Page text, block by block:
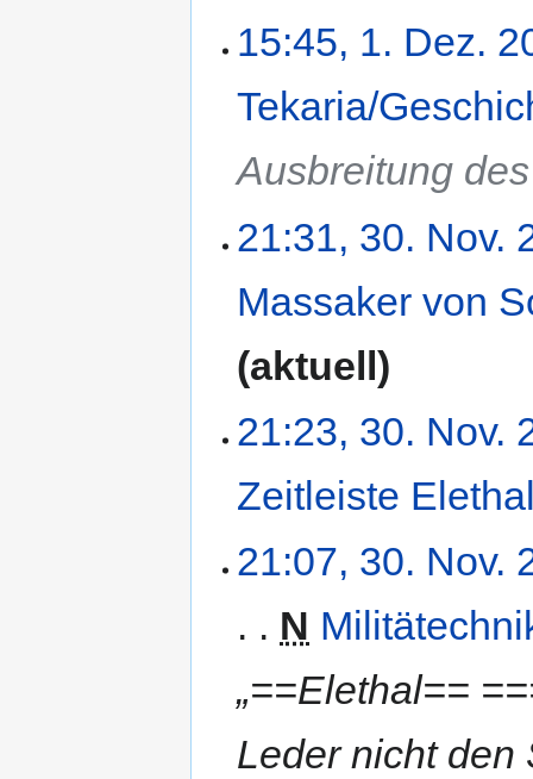
15:45, 1. Dez.
Tekaria/
Ausbreitung
21:31, 30. Nov.
Massaker von
aktuell
21:23, 30. Nov.
Zeitleiste
21:07, 30. Nov.
N
„==Elethal==
Leder nicht den